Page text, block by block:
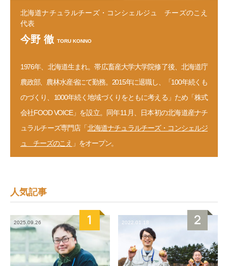
北海道ナチュラルチーズ・コンシェルジュ チーズのこえ
代表
今野 徹 TORU KONNO
1976年、北海道生まれ。帯広畜産大学大学院修了後、北海道庁
農政部、農林水産省にて勤務。2015年に退職し、「100年続くも
のづくり、1000年続く地域づくりをともに考える」ため「株式
会社FOOD VOICE」を設立。同年11月、日本初の北海道産ナチ
ュラルチーズ専門店「北海道ナチュラルチーズ・コンシェルジ
ュ チーズのこえ 」をオープン。
人気記事
2025.09.26 2022.01.18